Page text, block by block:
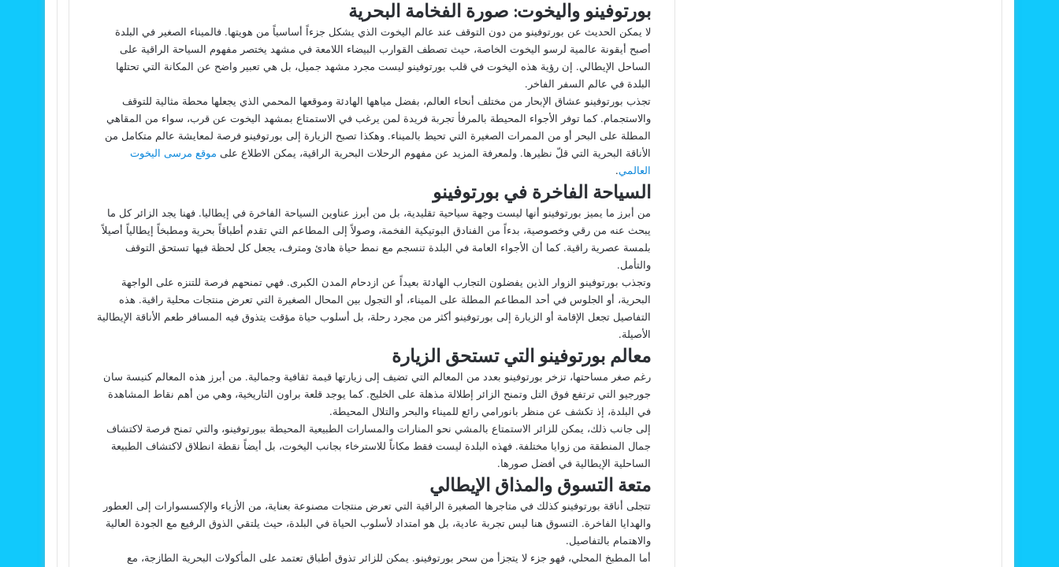
بورتوفينو واليخوت: صورة الفخامة البحرية
لا يمكن الحديث عن بورتوفينو من دون التوقف عند عالم اليخوت الذي يشكل جزءاً أساسياً من هويتها. فالميناء الصغير في البلدة
أصبح أيقونة عالمية لرسو اليخوت الخاصة، حيث تصطف القوارب البيضاء اللامعة في مشهد يختصر مفهوم السياحة الراقية على
الساحل الإيطالي. إن رؤية هذه اليخوت في قلب بورتوفينو ليست مجرد مشهد جميل، بل هي تعبير واضح عن المكانة التي تحتلها
البلدة في عالم السفر الفاخر.
تجذب بورتوفينو عشاق الإبحار من مختلف أنحاء العالم، بفضل مياهها الهادئة وموقعها المحمي الذي يجعلها محطة مثالية للتوقف
والاستجمام. كما توفر الأجواء المحيطة بالمرفأ تجربة فريدة لمن يرغب في الاستمتاع بمشهد اليخوت عن قرب، سواء من المقاهي
المطلة على البحر أو من الممرات الصغيرة التي تحيط بالميناء. وهكذا تصبح الزيارة إلى بورتوفينو فرصة لمعايشة عالم متكامل من
الأناقة البحرية التي قلّ نظيرها. ولمعرفة المزيد عن مفهوم الرحلات البحرية الراقية، يمكن الاطلاع على موقع مرسى اليخوت
العالمي.
السياحة الفاخرة في بورتوفينو
من أبرز ما يميز بورتوفينو أنها ليست وجهة سياحية تقليدية، بل من أبرز عناوين السياحة الفاخرة في إيطاليا. فهنا يجد الزائر كل ما
يبحث عنه من رقي وخصوصية، بدءاً من الفنادق البوتيكية الفخمة، وصولاً إلى المطاعم التي تقدم أطباقاً بحرية ومطبخاً إيطالياً أصيلاً
بلمسة عصرية راقية. كما أن الأجواء العامة في البلدة تنسجم مع نمط حياة هادئ ومترف، يجعل كل لحظة فيها تستحق التوقف
والتأمل.
وتجذب بورتوفينو الزوار الذين يفضلون التجارب الهادئة بعيداً عن ازدحام المدن الكبرى. فهي تمنحهم فرصة للتنزه على الواجهة
البحرية، أو الجلوس في أحد المطاعم المطلة على الميناء، أو التجول بين المحال الصغيرة التي تعرض منتجات محلية راقية. هذه
التفاصيل تجعل الإقامة أو الزيارة إلى بورتوفينو أكثر من مجرد رحلة، بل أسلوب حياة مؤقت يتذوق فيه المسافر طعم الأناقة الإيطالية
الأصيلة.
معالم بورتوفينو التي تستحق الزيارة
رغم صغر مساحتها، تزخر بورتوفينو بعدد من المعالم التي تضيف إلى زيارتها قيمة ثقافية وجمالية. من أبرز هذه المعالم كنيسة سان
جورجيو التي ترتفع فوق التل وتمنح الزائر إطلالة مذهلة على الخليج. كما يوجد قلعة براون التاريخية، وهي من أهم نقاط المشاهدة
في البلدة، إذ تكشف عن منظر بانورامي رائع للميناء والبحر والتلال المحيطة.
إلى جانب ذلك، يمكن للزائر الاستمتاع بالمشي نحو المنارات والمسارات الطبيعية المحيطة ببورتوفينو، والتي تمنح فرصة لاكتشاف
جمال المنطقة من زوايا مختلفة. فهذه البلدة ليست فقط مكاناً للاسترخاء بجانب اليخوت، بل أيضاً نقطة انطلاق لاكتشاف الطبيعة
الساحلية الإيطالية في أفضل صورها.
متعة التسوق والمذاق الإيطالي
تتجلى أناقة بورتوفينو كذلك في متاجرها الصغيرة الراقية التي تعرض منتجات مصنوعة بعناية، من الأزياء والإكسسوارات إلى العطور
والهدايا الفاخرة. التسوق هنا ليس تجربة عادية، بل هو امتداد لأسلوب الحياة في البلدة، حيث يلتقي الذوق الرفيع مع الجودة العالية
والاهتمام بالتفاصيل.
أما المطبخ المحلي، فهو جزء لا يتجزأ من سحر بورتوفينو. يمكن للزائر تذوق أطباق تعتمد على المأكولات البحرية الطازجة، مع